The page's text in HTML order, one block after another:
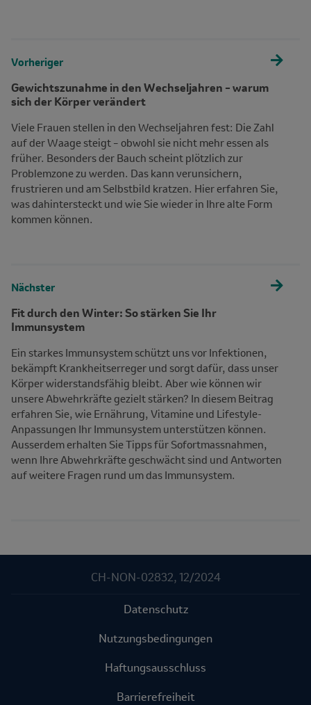
Vorheriger
Gewichtszunahme in den Wechseljahren – warum
sich der Körper verändert
Viele Frauen stellen in den Wechseljahren fest: Die Zahl
auf der Waage steigt – obwohl sie nicht mehr essen als
früher. Besonders der Bauch scheint plötzlich zur
Problemzone zu werden. Das kann verunsichern,
frustrieren und am Selbstbild kratzen. Hier erfahren Sie,
was dahintersteckt und wie Sie wieder in Ihre alte Form
kommen können.
Nächster
Fit durch den Winter: So stärken Sie Ihr
Immunsystem
Ein starkes Immunsystem schützt uns vor Infektionen,
bekämpft Krankheitserreger und sorgt dafür, dass unser
Körper widerstandsfähig bleibt. Aber wie können wir
unsere Abwehrkräfte gezielt stärken? In diesem Beitrag
erfahren Sie, wie Ernährung, Vitamine und Lifestyle-
Anpassungen Ihr Immunsystem unterstützen können.
Ausserdem erhalten Sie Tipps für Sofortmassnahmen,
wenn Ihre Abwehrkräfte geschwächt sind und Antworten
auf weitere Fragen rund um das Immunsystem.
Datenschutz
Nutzungsbedingungen
Haftungsausschluss
Barrierefreiheit
CH-NON-02832, 12/2024